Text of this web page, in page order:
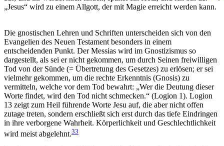
„Jesus“ wird zu einem Allgott, der mit Magie erreicht werden kann.
Die gnostischen Lehren und Schriften unterscheiden sich von den
Evangelien des Neuen Testament besonders in einem
entscheidenden Punkt. Der Messias wird im Gnostizismus so
dargestellt, als sei er nicht gekommen, um durch Seinen freiwilligen
Tod von der Sünde (= Übertretung des Gesetzes) zu erlösen; er sei
vielmehr gekommen, um die rechte Erkenntnis (Gnosis) zu
vermitteln, welche vor dem Tod bewahrt: „Wer die Deutung dieser
Worte findet, wird den Tod nicht schmecken.“ (Logion 1). Logion
13 zeigt zum Heil führende Worte Jesu auf, die aber nicht offen
zutage treten, sondern erschließt sich erst durch das tiefe Eindringen
in ihre verborgene Wahrheit. Körperlichkeit und Geschlechtlichkeit
wird meist abgelehnt.33